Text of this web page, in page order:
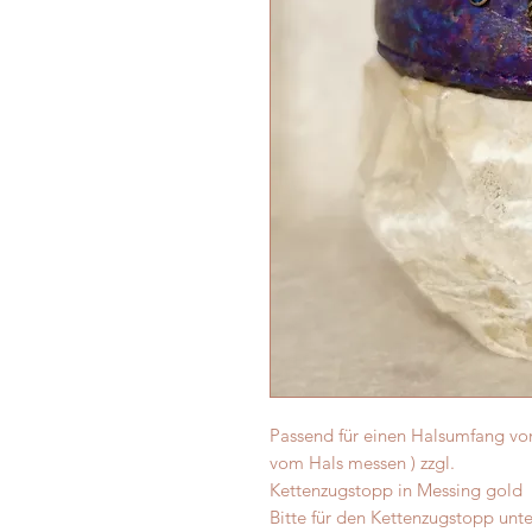
Passend für einen Halsumfang
vom Hals messen ) zzgl.
Kettenzugstopp in Messing gold
Bitte für den Kettenzugstopp